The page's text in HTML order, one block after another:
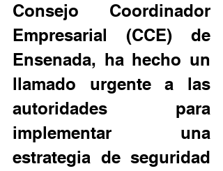
Consejo Coordinador
Empresarial (CCE) de
Ensenada, ha hecho un
llamado urgente a las
autoridades para
implementar una
estrategia de seguridad